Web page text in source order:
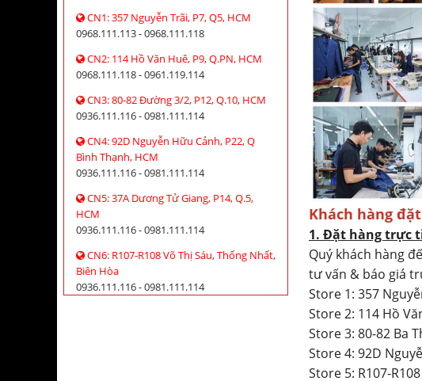
CN1: 357 Nguyễn Trãi, P7, Q5, HCM
0968.111.113 - 0968.111.118
CN2: 114 Hồ Văn Huê, P9, Q.PN, HCM
0968.111.118 - 0961.119.114
CN3: 80-82 Đường 3/2, P12, Q.10, HCM
0936.111.116 - 0981.111.114
CN4: 92D Nguyễn Hữu Cảnh, P22, Q
Bình Thạnh, HCM
0936.111.116 - 0981.111.114
CN5: 37A Dương Tử Giang, P14, Q.5,
HCM
0936.111.116 - 0981.111.114
CN6: R107-R108 Võ Thị Sáu, Thống Nhất,
Biên Hòa
0936.111.116 - 0981.111.114
Khách hàng
1. Đặt hàng trực
Quý khách hàng
tư vấn & báo giá
Store 1: 357
Store 2: 114 Hồ
Store 3: 80-82 Ba
Store 4: 92D
Store 5: R107-